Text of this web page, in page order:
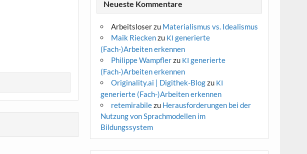
Neueste Kommentare
Arbeitsloserzu Materialismus vs. Idealismus
Maik Rieckenzu KI generierte
(Fach-)Arbeiten erkennen
Philippe Wampflerzu KI generierte
(Fach-)Arbeiten erkennen
Originality.ai | Digithek-Blogzu KI
generierte (Fach-)Arbeiten erkennen
retemirabilezu Herausforderungen bei der
Nutzung von Sprachmodellen im
Bildungssystem